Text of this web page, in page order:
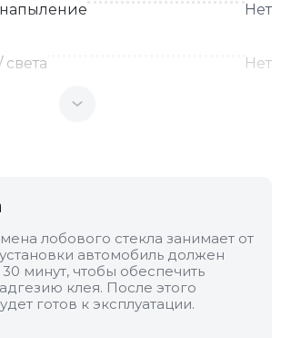
Нет
Нет
лобового стекла занимает от
автомобиль должен
минут, чтобы обеспечить
клея. После этого
готов к эксплуатации.